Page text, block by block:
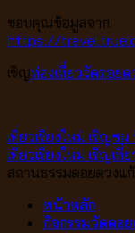
ขอบคุณข้อมูลจาก
https://
เชิญท่องเที่ยววัดดอยด
เที่ยวเชียงใหม่ เชิญช
เที่ยวเชียงใหม่ เชิญเ
สถานธรรมดอยดวง
หน้าหลัก
กิจกรรมวัดดอ